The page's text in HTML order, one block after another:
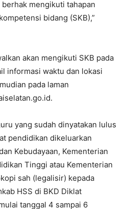
mengikuti tahapan
bidang (SKB),”
akan mengikuti SKB pada
informasi waktu dan lokasi
pada laman
yang sudah dinyatakan lulus
pendidikan dikeluarkan
Kebudayaan, Kementerian
Tinggi atau Kementerian
sah (legalisir) kepada
HSS di BKD Diklat
tanggal 4 sampai 6